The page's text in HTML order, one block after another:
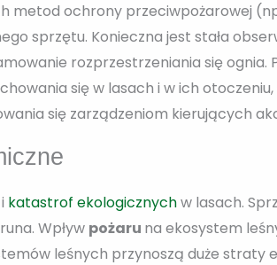
metod ochrony przeciwpożarowej
sprzętu. Konieczna jest stała
rozprzestrzeniania się
się w lasach i w ich
się zarządzeniom kierujących
katastrof ekologicznychw lasach.
Wpływ pożaru na ekosystem
leśnych przynoszą duże straty